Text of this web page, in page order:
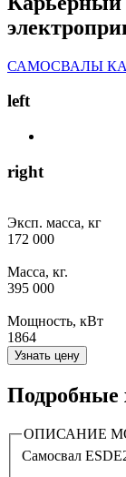
САМОСВАЛЫ
left
right
Эксп. масса, кг
172 000
Масса, кг.
395 000
Мощность, кВт
1864
Узнать цену
Подробные
ОПИСАНИЕ
Самосвал